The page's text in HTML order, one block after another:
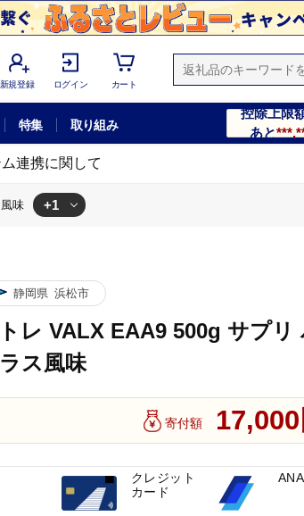
新規登録 ログイン カート
特集 取り組み
控除上限
あと
連携に関して
味 +1
静岡県 浜松市
レ VALX EAA9 500g サプリ
ラス風味
寄付額 17,000
クレジット
カード